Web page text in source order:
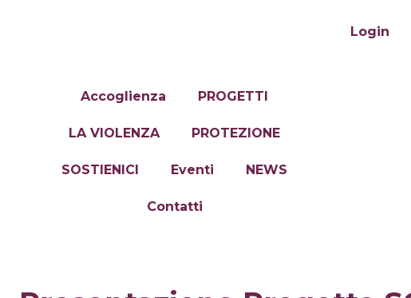
Login
Accoglienza PROGETTI
LA VIOLENZA PROTEZIONE
SOSTIENICI Eventi NEWS
Contatti